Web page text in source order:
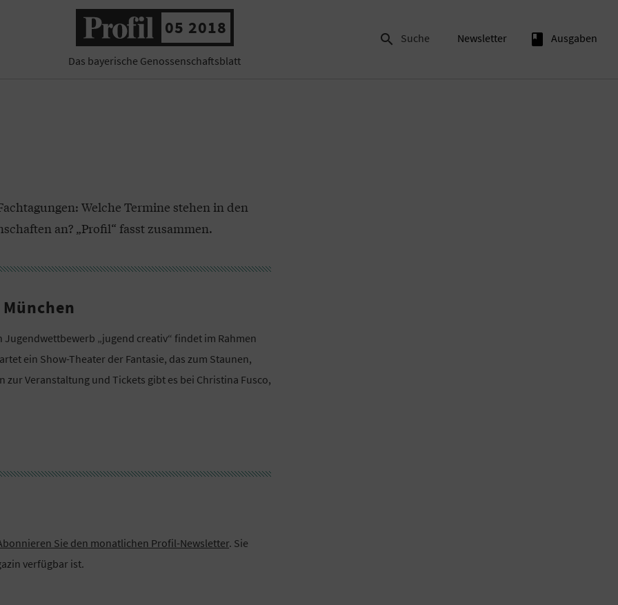
05 2018
Das bayerische Genossenschaftsblatt
 Suche Newsletter book Ausgaben
Welche Termine stehen in den
an? „Profil“ fasst zusammen.
„jugend creativ“ findet im Rahmen
ein Show-Theater der Fantasie, das zum Staunen,
Veranstaltung und Tickets gibt es bei Christina Fusco,
Sie den monatlichen Profil-Newsletter. Sie
verfügbar ist.